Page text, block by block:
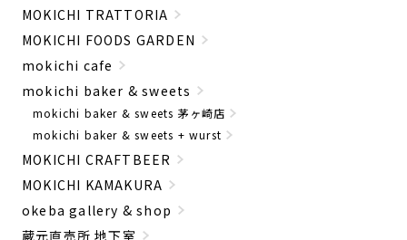
MOKICHI TRATTORIA
MOKICHI FOODS GARDEN
mokichi cafe
mokichi baker & sweets
mokichi baker & sweets 茅ヶ崎店
mokichi baker & sweets + wurst
MOKICHI CRAFTBEER
MOKICHI KAMAKURA
okeba gallery & shop
蔵元直売所 地下室